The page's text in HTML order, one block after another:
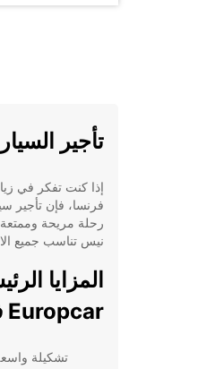
تأجير
إذا كنت تفكر في
نيس تناسب جميع
المزايا
Europcar في نيس:
تشكيلة